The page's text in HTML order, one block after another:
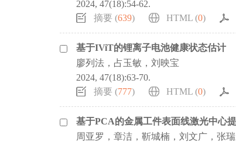
2024, 47(18):54-62.
摘要 (639) HTML (0)
基于IViT的锂离子电池健康状态估计
廖列法，占玉敏，刘映宝
2024, 47(18):63-70.
摘要 (777) HTML (0)
基于PCA的金属工件表面线激光中心
周亚罗，章洁，靳城楠，刘文广，张